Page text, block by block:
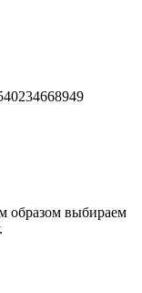
образом выбираем